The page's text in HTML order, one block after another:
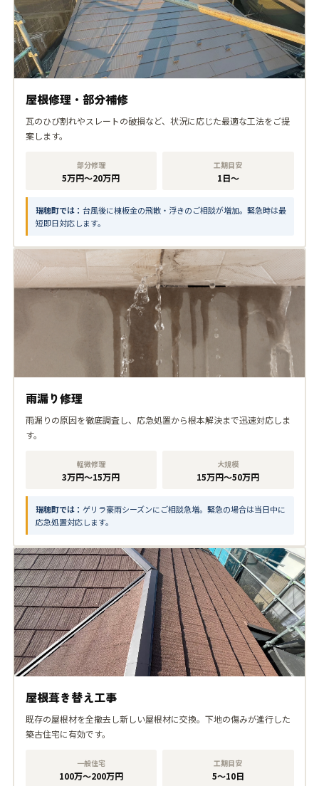
屋根修理・部分補修
瓦のひび割れやスレートの破損など、状況に応じた最適な工法をご提
案します。
部分修理
5万円〜20万円
工期目安
1日〜
瑞穂町では： 台風後に棟板金の飛散・浮きのご相談が増加。緊急時は最
短即日対応します。
雨漏り修理
雨漏りの原因を徹底調査し、応急処置から根本解決まで迅速対応しま
す。
軽微修理
3万円〜15万円
大規模
15万円〜50万円
瑞穂町では： ゲリラ豪雨シーズンにご相談急増。緊急の場合は当日中に
応急処置対応します。
屋根葺き替え工事
既存の屋根材を全撤去し新しい屋根材に交換。下地の傷みが進行した
築古住宅に有効です。
一般住宅
100万〜200万円
工期目安
5〜10日